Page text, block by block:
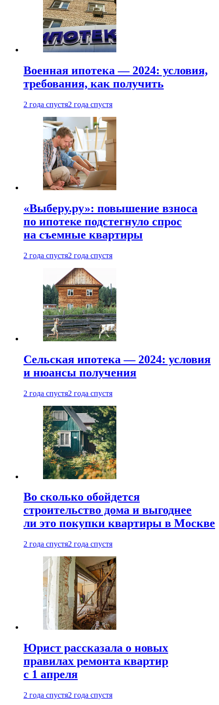
Военная ипотека — 2024: условия,
требования, как получить
2 года спустя2 года спустя
«Выберу.ру»: повышение взноса
по ипотеке подстегнуло спрос
на съемные квартиры
2 года спустя2 года спустя
Сельская ипотека — 2024: условия
и нюансы получения
2 года спустя2 года спустя
Во сколько обойдется
строительство дома и выгоднее
ли это покупки квартиры в Москве
2 года спустя2 года спустя
Юрист рассказала о новых
правилах ремонта квартир
с 1 апреля
2 года спустя2 года спустя